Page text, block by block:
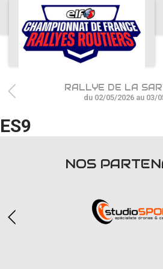
ACCUEIL
ACTUS
CALENDRIER
CHAMPIONNAT
RÉSULTATS
RALLYE DE LA
du 02/05/2026 au 03/
ES9
NOS